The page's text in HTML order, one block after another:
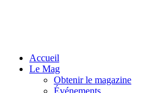
Accueil
Le Mag
Obtenir le magazine
Événements